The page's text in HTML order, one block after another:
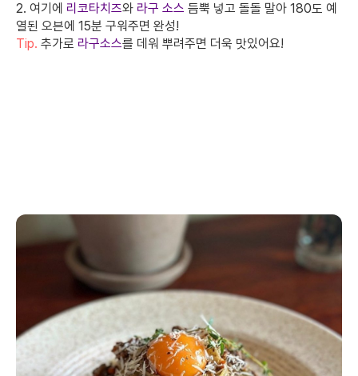
2. 여기에 리코타치즈와 라구 소스 듬뿍 넣고 돌돌 말아 180도 예
열된 오븐에 15분 구워주면 완성!
Tip. 추가로 라구소스를 데워 뿌려주면 더욱 맛있어요!